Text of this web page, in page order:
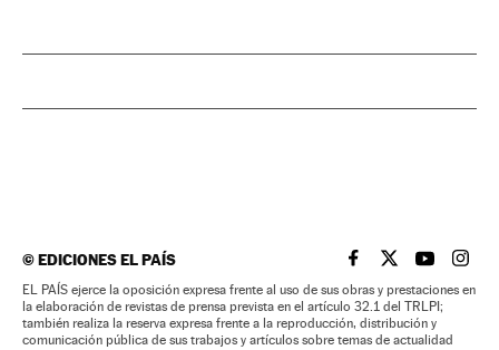
©EDICIONES EL PAÍS EL PAÍS BRASIL EN
EL PAÍSEL PAÍS
EL
EL PAÍS ejerce la oposición expresa frente al uso de sus obras y prestaciones en
la elaboración de revistas de prensa prevista en el artículo 32.1 del TRLPI;
también realiza la reserva expresa frente a la reproducción, distribución y
comunicación pública de sus trabajos y artículos sobre temas de actualidad